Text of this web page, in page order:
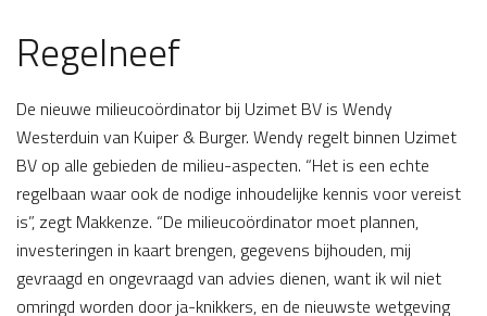
Regelneef
De nieuwe milieucoördinator bij Uzimet BV is Wendy
Westerduin van Kuiper & Burger. Wendy regelt binnen Uzimet
BV op alle gebieden de milieu-aspecten. “Het is een echte
regelbaan waar ook de nodige inhoudelijke kennis voor vereist
is”, zegt Makkenze. “De milieucoördinator moet plannen,
investeringen in kaart brengen, gegevens bijhouden, mij
gevraagd en ongevraagd van advies dienen, want ik wil niet
omringd worden door ja-knikkers, en de nieuwste wetgeving